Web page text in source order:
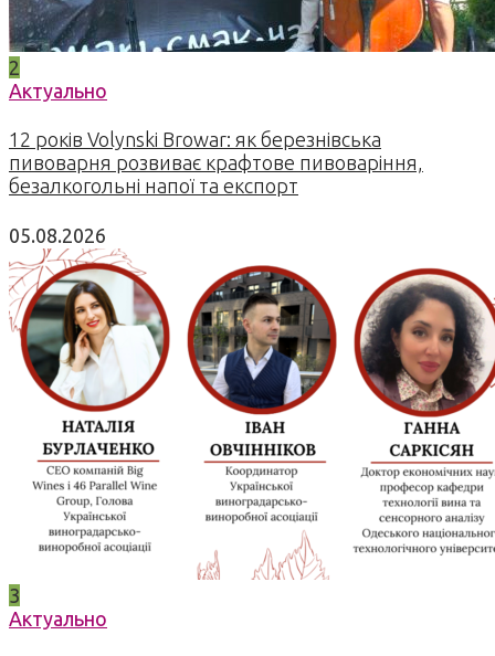
2
Актуально
12 років Volynski Browar: як березнівська
пивоварня розвиває крафтове пивоваріння,
безалкогольні напої та експорт
05.08.2026
3
Актуально